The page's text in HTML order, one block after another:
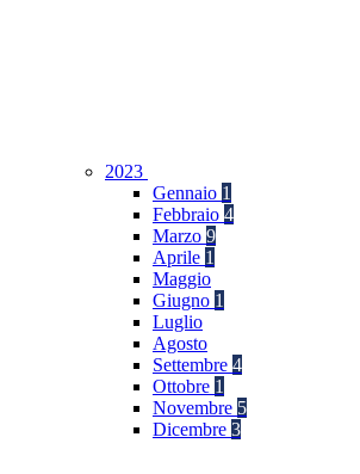
2023
Gennaio 1
Febbraio 4
Marzo 9
Aprile 1
Maggio
Giugno 1
Luglio
Agosto
Settembre 4
Ottobre 1
Novembre 5
Dicembre 3